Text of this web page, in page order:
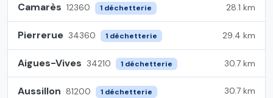
Camarès 12360 1 déchetterie 28.1 km
Pierrerue 34360 1 déchetterie 29.4 km
Aigues-Vives 34210 1 déchetterie 30.7 km
Aussillon 81200 1 déchetterie 30.7 km